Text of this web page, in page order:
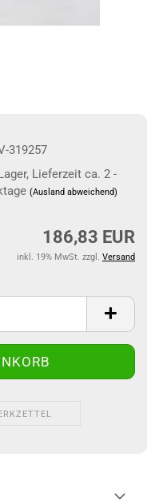
319257
Lieferzeit ca. 2 -
(Ausland abweichend)
186,83 EUR
inkl. 19% MwSt. zzgl. Versand